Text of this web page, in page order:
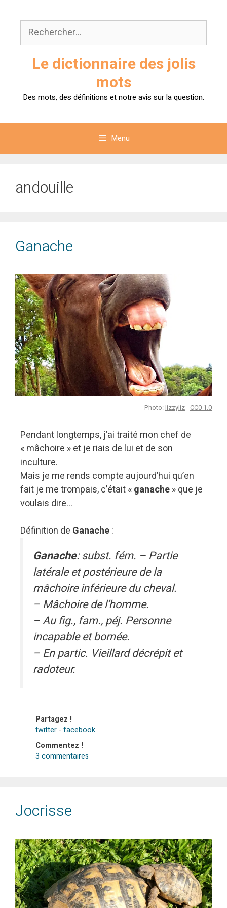
contenu
Rechercher :
Le dictionnaire des jolis
mots
Des mots, des définitions et notre avis sur la question.
Menu
andouille
Ganache
Photo: lizzyliz- CC0 1.0
Pendant longtemps, j’ai traité mon chef de
« mâchoire » et je riais de lui et de son
inculture.
Mais je me rends compte aujourd’hui qu’en
fait je me trompais, c’était «ganache» que je
voulais dire…
Définition de Ganache:
Ganache: subst. fém. – Partie
latérale et postérieure de la
mâchoire inférieure du cheval.
– Mâchoire de l’homme.
– Au fig., fam., péj. Personne
incapable et bornée.
– En partic. Vieillard décrépit et
radoteur.
Partagez !
twitter - facebook
Commentez !
3 commentaires
Jocrisse